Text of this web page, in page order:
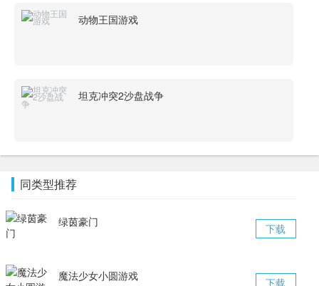
动物王国游戏
坦克冲突2沙盘战争
同类型推荐
下载
绿茵豪门
下载
魔法少女小圆游戏